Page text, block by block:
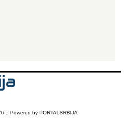
:: Powered by PORTALSRBIJA